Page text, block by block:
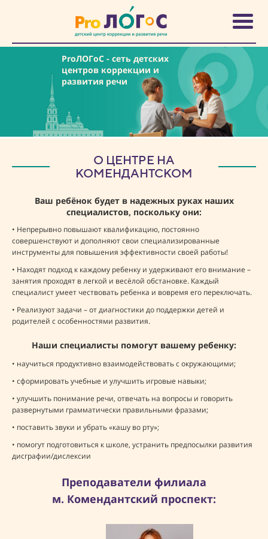
ProЛОГоС- сеть детских
центров коррекции и
развития речи
О ЦЕНТРЕ НА
КОМЕНДАНТСКОМ
Ваш ребёнок будет в надежных руках наших
специалистов, поскольку они:
• Непрерывно повышают квалификацию, постоянно
совершенствуют и дополняют свои специализированные
инструменты для повышения эффективности своей работы!
• Находят подход к каждому ребенку и удерживают его внимание –
занятия проходят в легкой и весёлой обстановке. Каждый
специалист умеет чествовать ребенка и вовремя его переключать.
• Реализуют задачи – от диагностики до поддержки детей и
родителей с особенностями развития.
Наши специалисты помогут вашему ребенку:
• научиться продуктивно взаимодействовать с окружающими;
• сформировать учебные и улучшить игровые навыки;
• улучшить понимание речи, отвечать на вопросы и говорить
развернутыми грамматически правильными фразами;
• поставить звуки и убрать «кашу во рту»;
• помогут подготовиться к школе, устранить предпосылки развития
дисграфии/дислексии
Преподаватели филиала
м. Комендантский проспект: